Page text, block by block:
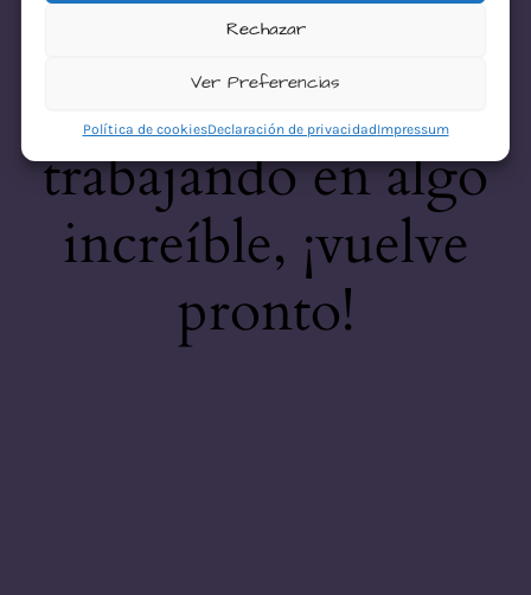
Rechazar
Ver Preferencias
Política de cookiesDeclaración de privacidadImpressum
¡Disculpa este
desastre! Estamos
trabajando en algo
increíble, ¡vuelve
pronto!